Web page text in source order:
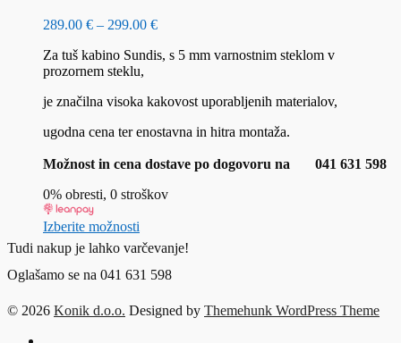
289.00 € – 299.00 €Cenovni
od
299.00 €
Za tuš kabino Sundis, s 5 mm varnostnim steklom v
prozornem steklu,
je značilna visoka kakovost uporabljenih materialov,
ugodna cena ter enostavna in hitra montaža.
Možnost in cena dostave po dogovoru na
041 631 598
0% obresti, 0 stroškov
Izberite možnosti
izdelek
ima
več
Možnosti
lahko
Tudi nakup je lahko varčevanje!
Oglašamo se na 041 631 598
© 2026 Konik d.o.o. Designed by Themehunk WordPress Theme